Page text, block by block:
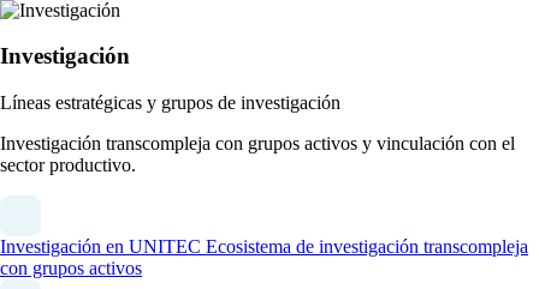
Investigación
Líneas estratégicas y grupos de investigación
Investigación transcompleja con grupos activos y vinculación con el
sector productivo.
Investigación en UNITEC Ecosistema de investigación transcompleja
con grupos activos